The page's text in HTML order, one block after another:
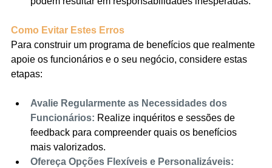
Como Evitar Estes Erros
Para construir um programa de benefícios que realmente
apoie os funcionários e o seu negócio, considere estas
etapas:
Avalie Regularmente as Necessidades dos
Funcionários: Realize inquéritos e sessões de
feedback para compreender quais os benefícios
mais valorizados.
Ofereça Opções Flexíveis e Personalizáveis: